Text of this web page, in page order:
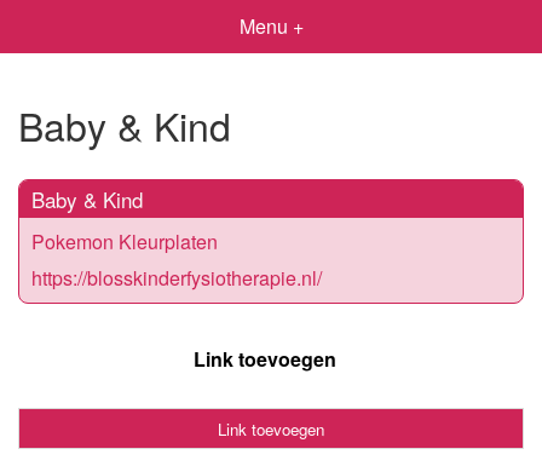
Menu +
Baby & Kind
Baby & Kind
Pokemon Kleurplaten
https://blosskinderfysiotherapie.nl/
Link toevoegen
Link toevoegen